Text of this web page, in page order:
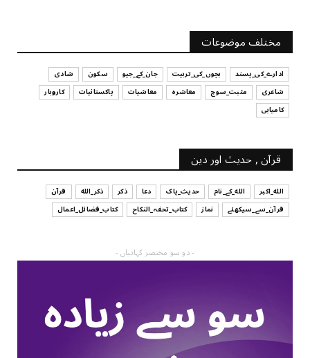
آپ کا فیصلہ کرنے کا انداز
July 29, 2026
مختلف موضوعات
ادارے_کی_پسند بچوں_کی_تربیت جان_کے_جیو سکون
شادی
شاعری
مثبت_سوچ معاشرہ معاشیات پاکستانیات
کاروبار
کامیابی
قرآن , حدیث اور دین
الله_اکبر الله_کے_نام حدیث_پاک دعا ذکر ذکر_الله
قرآن
قرآن_سے_سیکھئے
نماز کتاب_تحفہ_النکاح کتاب_فضائل_اعمال
- دو سو مختصر کہانیاں -